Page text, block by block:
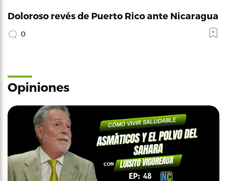
Doloroso revés de Puerto Rico ante Nicaragua
0
Opiniones